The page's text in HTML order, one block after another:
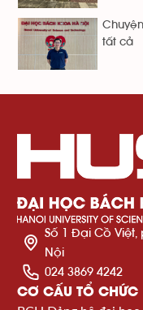
tất cả
Số 1 Đại Cồ
Nội
024 3869 4242
CƠ CẤU TỔ CHỨC